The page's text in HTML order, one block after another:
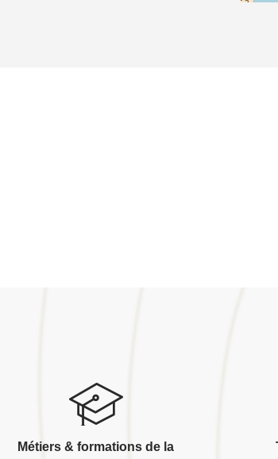
Métiers & formations de la